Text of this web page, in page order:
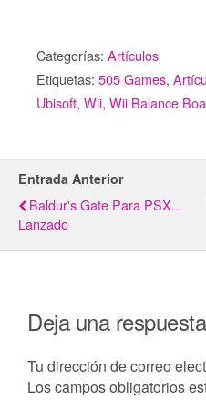
Categorías: Artículos
Etiquetas: 505 Games,
Ubisoft, Wii, Wii Balance
Entrada Anterior
Baldur's Gate Para PSX...
Lanzado
Deja una respuesta
Tu dirección de correo
Los campos obligatorios